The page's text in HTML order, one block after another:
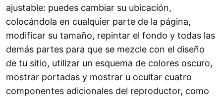
ajustable: puedes cambiar su ubicación,
colocándola en cualquier parte de la página,
modificar su tamaño, repintar el fondo y todas las
demás partes para que se mezcle con el diseño
de tu sitio, utilizar un esquema de colores oscuro,
mostrar portadas y mostrar u ocultar cuatro
componentes adicionales del reproductor, como